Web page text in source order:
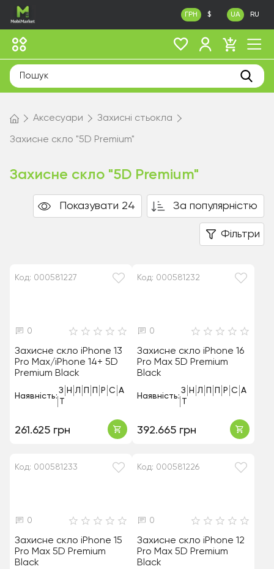
ГРН $ UA RU
Аксесуари Захисні стьокла
Захисне скло "5D Premium"
Захисне скло "5D Premium"
Показувати 24 За популярністю
Фільтри
Код: 000581227
0
Захисне скло iPhone 13
Pro Max/iPhone 14+ 5D
Premium Black
Наявність:
З Н Л П П Р С А
Т
261.625 грн
Код: 000581232
0
Захисне скло iPhone 16
Pro Max 5D Premium
Black
Наявність:
З Н Л П П Р С А
Т
392.665 грн
Код: 000581233
0
Захисне скло iPhone 15
Pro Max 5D Premium
Black
Код: 000581226
0
Захисне скло iPhone 12
Pro Max 5D Premium
Black